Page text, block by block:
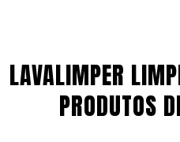
LAVALIMPER
PRODUTOS